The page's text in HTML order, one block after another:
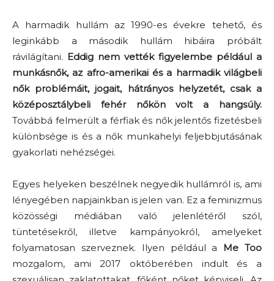
A harmadik hullám az 1990-es évekre tehető, és
leginkább a második hullám hibáira próbált
rávilágítani. Eddig nem vették figyelembe például a
munkásnők, az afro-amerikai és a harmadik világbeli
nők problémáit, jogait, hátrányos helyzetét, csak a
középosztálybeli fehér nőkön volt a hangsúly.
Továbbá felmerült a férfiak és nők jelentős fizetésbeli
különbsége is és a nők munkahelyi feljebbjutásának
gyakorlati nehézségei.
Egyes helyeken beszélnek negyedik hullámról is, ami
lényegében napjainkban is jelen van. Ez a feminizmus
közösségi médiában való jelenlétéről szól,
tüntetésekről, illetve kampányokról, amelyeket
folyamatosan szerveznek. Ilyen például a Me Too
mozgalom, ami 2017 októberében indult és a